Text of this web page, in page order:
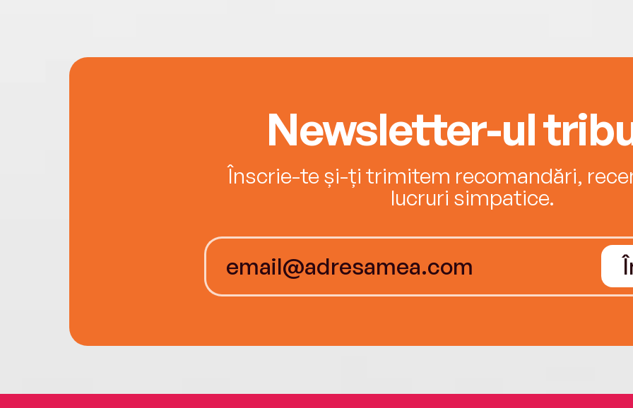
Newsletter-ul
Înscrie-te și-ți trimitem recomandări,
lucruri simpatice.